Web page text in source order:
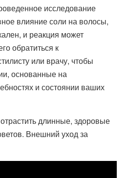
исследование
влияние соли на волосы,
и реакция может
обратиться к
или врачу, чтобы
основанные на
и состоянии ваших
длинные, здоровые
Внешний уход за